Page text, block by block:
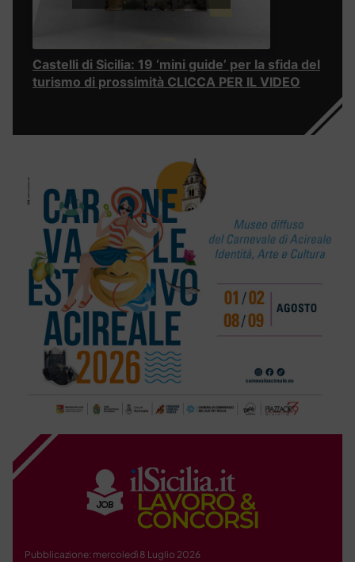
Castelli di Sicilia: 19 ‘mini guide’ per la sfida del
turismo di prossimità CLICCA PER IL VIDEO
Pubblicazione: mercoledì 8 Luglio 2026